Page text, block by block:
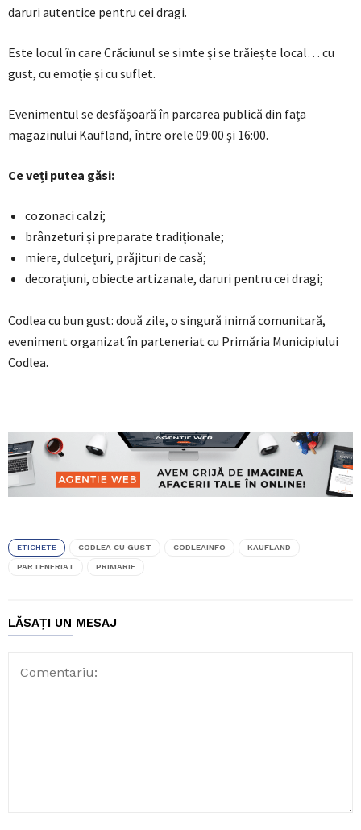
daruri autentice pentru cei dragi.
Este locul în care Crăciunul se simte și se trăiește local… cu
gust, cu emoție și cu suflet.
Evenimentul se desfăşoară în parcarea publică din fața
magazinului Kaufland, între orele 09:00 și 16:00.
Ce veți putea găsi:
cozonaci calzi;
brânzeturi și preparate tradiționale;
miere, dulcețuri, prăjituri de casă;
decorațiuni, obiecte artizanale, daruri pentru cei dragi;
Codlea cu bun gust: două zile, o singură inimă comunitară,
eveniment organizat în parteneriat cu Primăria Municipiului
Codlea.
ETICHETE CODLEA CU GUST CODLEAINFO KAUFLAND
PARTENERIAT PRIMARIE
LĂSAȚI UN MESAJ